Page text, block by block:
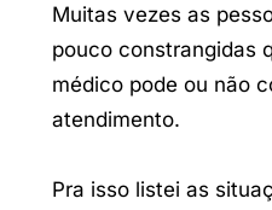
Muitas vezes as
pouco constrangidas
médico pode ou não
atendimento.
Pra isso listei as